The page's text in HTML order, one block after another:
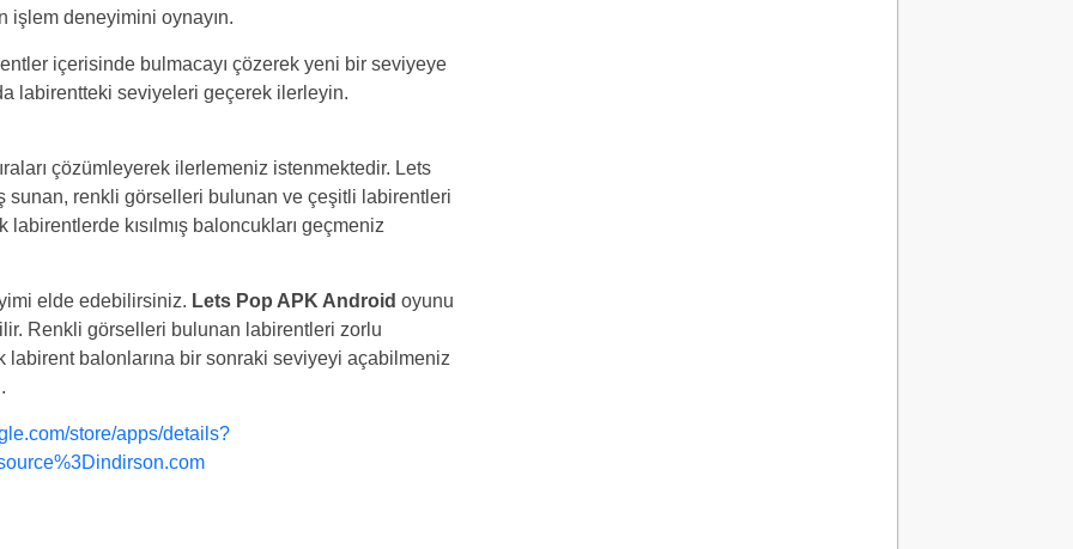
işlem deneyimini oynayın.
içerisinde bulmacayı çözerek yeni bir seviyeye
labirentteki seviyeleri geçerek ilerleyin.
çözümleyerek ilerlemeniz istenmektedir. Lets
sunan, renkli görselleri bulunan ve çeşitli labirentleri
kısılmış baloncukları geçmeniz
elde edebilirsiniz. Lets Pop APK Android oyunu
Renkli görselleri bulunan labirentleri zorlu
labirent balonlarına bir sonraki seviyeyi açabilmeniz
store/apps/details?